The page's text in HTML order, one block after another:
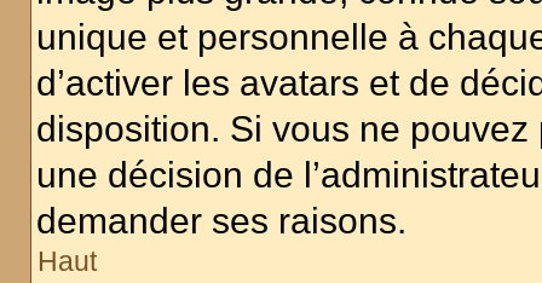
unique et personnelle à
d’activer les avatars et de
disposition. Si vous ne pouvez
une décision de
demander ses raisons.
Haut